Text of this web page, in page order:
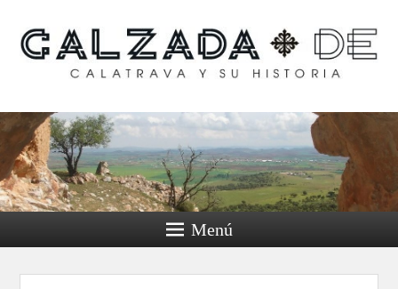
Calzada de Calatrava y
su historia
Menú